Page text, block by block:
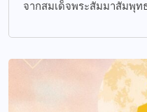
จากสมเด็จพระสัมมาสัมพุท